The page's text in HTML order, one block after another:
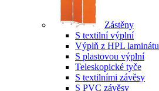
Zástěny
S textilní výplní
Výplň z HPL laminátu
S plastovou výplní
Teleskopické tyče
S textilními závěsy
S PVC závěsy